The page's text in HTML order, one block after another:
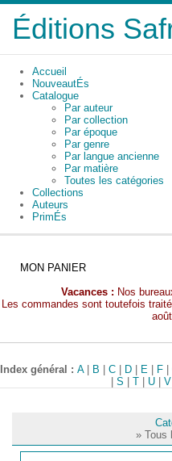
Éditions
Accueil
NouveautÉs
Catalogue
Par auteur
Par collection
Par époque
Par genre
Par langue ancienne
Par matière
Toutes les catégories
Collections
Auteurs
PrimÉs
MON PANIER
Vacances : Nos
Les commandes sont toutefois
Index général :A| B |C D E F |
S T| U| V
» Tous